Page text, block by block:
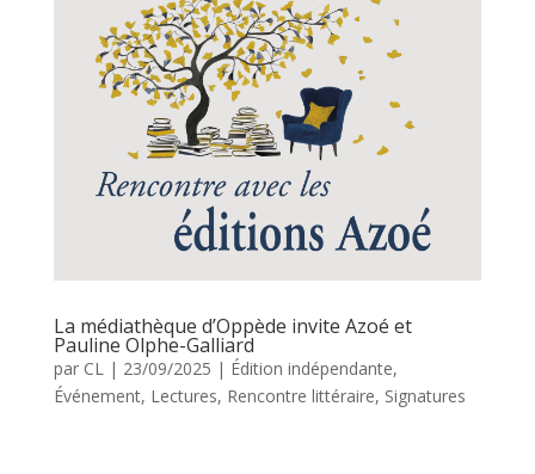
La médiathèque d’Oppède invite Azoé et
Pauline Olphe-Galliard
par CL | 23/09/2025 | Édition indépendante,
Événement, Lectures, Rencontre littéraire, Signatures